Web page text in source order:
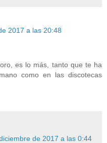
2017 a las 20:48
es lo más, tanto que te ha
como en las discotecas
de 2017 a las 0:44